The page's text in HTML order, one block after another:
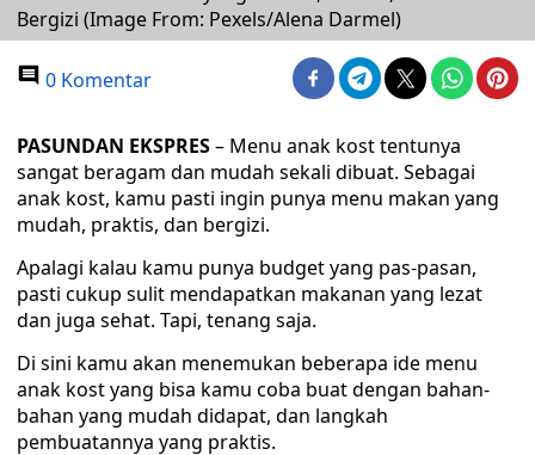
Bergizi (Image From: Pexels/Alena Darmel)
0 Komentar
PASUNDAN EKSPRES– Menu anak kost tentunya
sangat beragam dan mudah sekali dibuat. Sebagai
anak kost, kamu pasti ingin punya menu makan yang
mudah, praktis, dan bergizi.
Apalagi kalau kamu punya budget yang pas-pasan,
pasti cukup sulit mendapatkan makanan yang lezat
dan juga sehat. Tapi, tenang saja.
Di sini kamu akan menemukan beberapa ide menu
anak kost yang bisa kamu coba buat dengan bahan-
bahan yang mudah didapat, dan langkah
pembuatannya yang praktis.